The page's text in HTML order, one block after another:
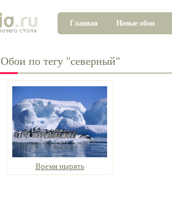
Главная Новые обои
Обои по тегу "северный"
Время нырять